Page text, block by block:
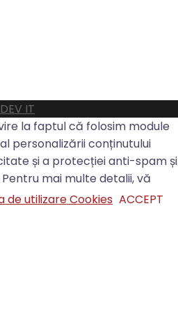
IT
la faptul că folosim module
personalizării conținutului
și a protecției anti-spam și
mai multe detalii, vă
de utilizare Cookies ACCEPT